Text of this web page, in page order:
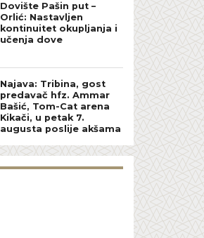
Dovište Pašin put –
Orlić: Nastavljen
kontinuitet okupljanja i
učenja dove
Najava: Tribina, gost
predavač hfz. Ammar
Bašić, Tom-Cat arena
Kikači, u petak 7.
augusta poslije akšama